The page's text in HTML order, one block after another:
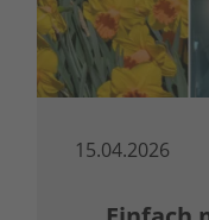
15.04.2026